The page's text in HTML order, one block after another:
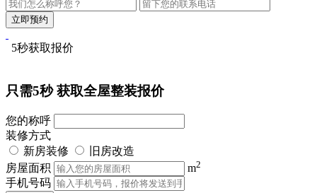
5秒获取报价
只需5秒获取全屋整装报价
您的称呼
装修方式
新房装修
旧房改造
房屋面积
m2
手机号码